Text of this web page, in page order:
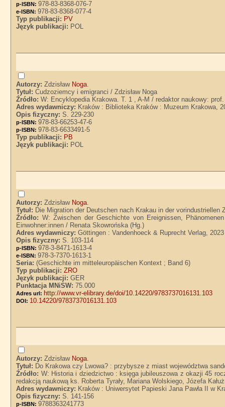
p-ISBN:978-83-8368-076-7
e-ISBN:978-83-8368-077-4
Typ publikacji: PV
Język publikacji: POL
Autorzy:Zdzisław Noga.
Tytuł:Cudzoziemcy i emigranci / Zdzisław Noga
Źródło:W: Encyklopedia Krakowa. T. 1 , A-M / redaktor naukowy:
Adres wydawniczy: Kraków : Biblioteka Kraków : Muzeum Krakowa,
Opis fizyczny:S. 229-230
p-ISBN:978-83-66253-47-6
p-ISBN:978-83-6633491-5
Typ publikacji: PB
Język publikacji: POL
Autorzy:Zdzisław Noga.
Tytuł: Die Migration der Deutschen nach Krakau in der vorindustriellen
Źródło: W: Zwischen der Geschichte von Ereignissen,
Einwohner:innen / Renata Skowrońska (Hg.)
Adres wydawniczy:Göttingen : Vandenhoeck & Ruprecht Verlag, 2023
Opis fizyczny:S. 103-114
p-ISBN:978-3-8471-1613-4
e-ISBN:978-3-7370-1613-1
Seria:(Geschichte im mitteleuropäischen Kontext ; Band 6)
Typ publikacji:ZRO
Język publikacji:GER
Punktacja MNiSW:75.000
Adres url: http://www.vr-elibrary.de/doi/10.14220/9783737016131.103
DOI: 10.14220/9783737016131.103
Autorzy:Zdzisław Noga.
Tytuł: Do Krakowa czy Lwowa? : przybysze z miast województwa
Źródło: W: Historia i dziedzictwo : księga jubileuszowa z okazji 45
redakcją naukową ks. Roberta Tyrały, Mariana Wolskiego, Józefa
Adres wydawniczy: Kraków : Uniwersytet Papieski Jana Pawła II w
Opis fizyczny:S. 141-156
p-ISBN:9788363241773